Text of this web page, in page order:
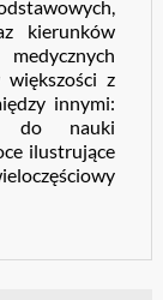
kierunków
z
innymi:
do nauki
ilustrujące